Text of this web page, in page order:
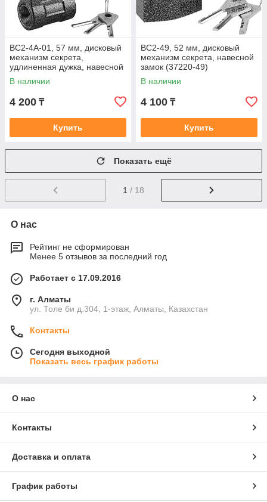
ВС2-4А-01, 57 мм, дисковый
механизм секрета,
удлиненная дужка, навесной
замок (37220-4-01)
В наличии
4 200 ₸
Купить
ВС2-49, 52 мм, дисковый
механизм секрета, навесной
замок (37220-49)
В наличии
4 100 ₸
Купить
Показать ещё
1 / 18
О нас
Рейтинг не сформирован
Менее 5 отзывов за последний год
Работает с 17.09.2016
г. Алматы
ул. Толе би д.304, 1-этаж, Алматы, Казахстан
Контакты
Сегодня выходной
Показать весь график работы
О нас
Контакты
Доставка и оплата
График работы